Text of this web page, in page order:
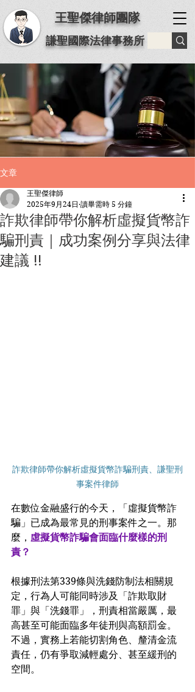
王聖傑律師團隊
謙聖國際法律事務所
文章
詐欺律師帶你解析虛擬貨幣詐
騙刑責｜成功案例分享與法律
建議 !!
王聖傑律師
2025年9月24日 讀畢需時 5 分鐘
詐欺律師帶你解析虛擬貨幣詐騙刑責、謙聖刑
事案件律師
在數位金融盛行的今天，「虛擬貨幣詐
騙」已成為最常見的刑事案件之一。那
麼， 虛擬貨幣詐騙會面臨什麼樣的刑
責？
根據刑法第339條與洗錢防制法相關規
定，行為人可能同時涉及「詐欺取財
罪」與「洗錢罪」，刑責相當嚴厲，最
高甚至可能面臨多年徒刑與高額罰金。
不過，實務上若能切割角色、釐清金流
責任，仍有爭取減輕處分、甚至緩刑的
空間。